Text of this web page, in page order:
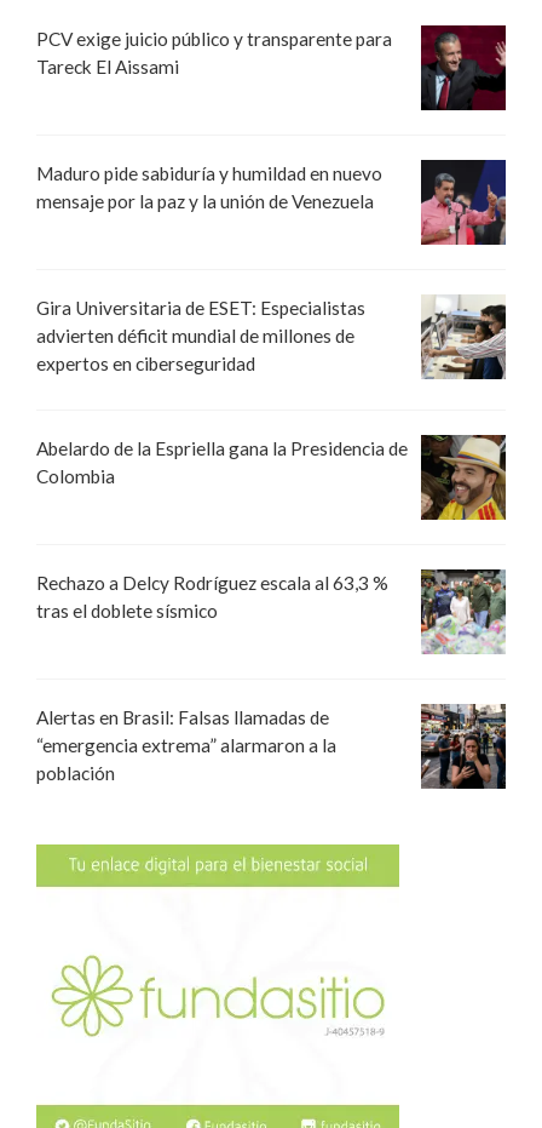
PCV exige juicio público y transparente para
Tareck El Aissami
Maduro pide sabiduría y humildad en nuevo
mensaje por la paz y la unión de Venezuela
Gira Universitaria de ESET: Especialistas
advierten déficit mundial de millones de
expertos en ciberseguridad
Abelardo de la Espriella gana la Presidencia de
Colombia
Rechazo a Delcy Rodríguez escala al 63,3 %
tras el doblete sísmico
Alertas en Brasil: Falsas llamadas de
“emergencia extrema” alarmaron a la
población